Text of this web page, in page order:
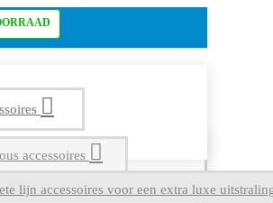
accessoires
lijn accessoires voor een extra luxe